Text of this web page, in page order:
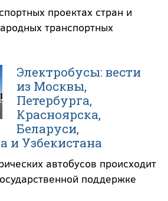
проектах стран и
транспортных
Электробусы: вести
из Москвы,
Петербурга,
Красноярска,
Беларуси,
и Узбекистана
автобусов происходит
поддержке